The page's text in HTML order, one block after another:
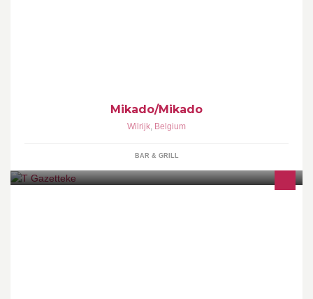
Mikado/Mikado
Wilrijk, Belgium
BAR & GRILL